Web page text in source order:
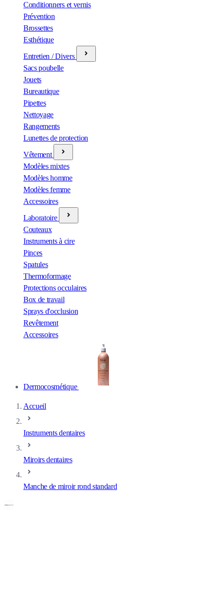
Conditionners et vernis
Prévention
Brossettes
Esthétique
Entretien / Divers
Sacs poubelle
Jouets
Bureautique
Pipettes
Nettoyage
Rangements
Lunettes de protection
Vêtement
Modèles mixtes
Modèles homme
Modèles femme
Accessoires
Laboratoire
Couteaux
Instruments à cire
Pinces
Spatules
Thermoformage
Protections occulaires
Box de travail
Sprays d'occlusion
Revêtement
Accessoires
Dermocosmétique
Accueil
Instruments dentaires
Miroirs dentaires
Manche de miroir rond standard